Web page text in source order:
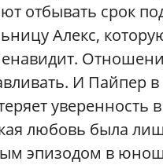
отбывать срок
Алекс,
И Пайпер в
уверенность
любовь была
эпизодом в